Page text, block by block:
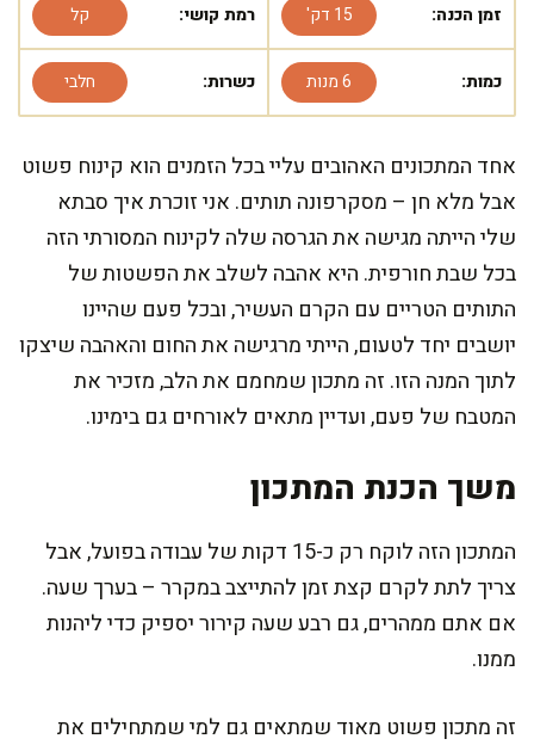
זמן הכנה: 15 דק' רמת קושי: קל
כמות: 6 מנות כשרות: חלבי
אחד המתכונים האהובים עליי בכל הזמנים הוא קינוח פשוט
אבל מלא חן – מסקרפונה תותים. אני זוכרת איך סבתא
שלי הייתה מגישה את הגרסה שלה לקינוח המסורתי הזה
בכל שבת חורפית. היא אהבה לשלב את הפשטות של
התותים הטריים עם הקרם העשיר, ובכל פעם שהיינו
יושבים יחד לטעום, הייתי מרגישה את החום והאהבה שיצקו
לתוך המנה הזו. זה מתכון שמחמם את הלב, מזכיר את
המטבח של פעם, ועדיין מתאים לאורחים גם בימינו.
משך הכנת המתכון
המתכון הזה לוקח רק כ-15 דקות של עבודה בפועל, אבל
צריך לתת לקרם קצת זמן להתייצב במקרר – בערך שעה.
אם אתם ממהרים, גם רבע שעה קירור יספיק כדי ליהנות
ממנו.
זה מתכון פשוט מאוד שמתאים גם למי שמתחילים את